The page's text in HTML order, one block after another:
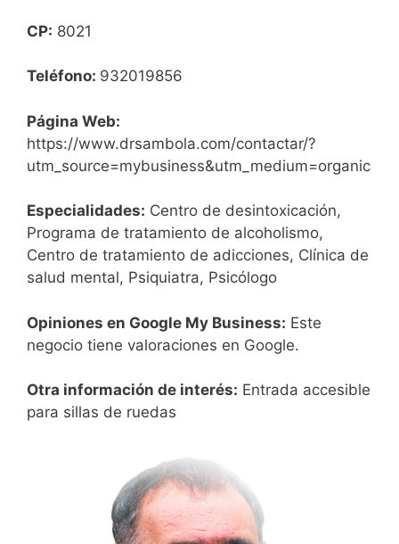
CP: 8021
Teléfono: 932019856
Página Web:
https://www.drsambola.com/contactar/?
utm_source=mybusiness&utm_medium=organic
Especialidades: Centro de desintoxicación,
Programa de tratamiento de alcoholismo,
Centro de tratamiento de adicciones, Clínica de
salud mental, Psiquiatra, Psicólogo
Opiniones en Google My Business: Este
negocio tiene valoraciones en Google.
Otra información de interés: Entrada accesible
para sillas de ruedas